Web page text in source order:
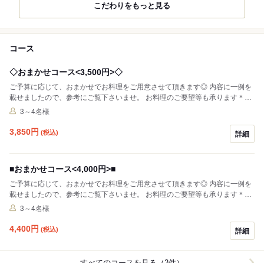
こだわりをもっと見る
コース
◇おまかせコース<3,500円>◇
ご予算に応じて、おまかせでお料理をご用意させて頂きます◎ 内容に一例を
載せましたので、参考にご覧下さいませ。 お料理のご要望等も承ります＊
様々なシーンに是非ご利用下さい！
3～4名様
3,850円 (税込) 詳細
■おまかせコース<4,000円>■
ご予算に応じて、おまかせでお料理をご用意させて頂きます◎ 内容に一例を
載せましたので、参考にご覧下さいませ。 お料理のご要望等も承ります＊
様々なシーンに是非ご利用下さい！
3～4名様
4,400円 (税込) 詳細